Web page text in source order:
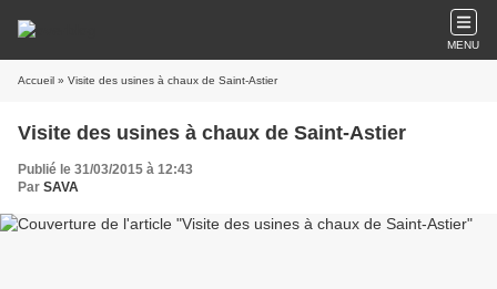
MENU
Accueil » Visite des usines à chaux de Saint-Astier
Visite des usines à chaux de Saint-Astier
Publié le 31/03/2015 à 12:43
Par SAVA